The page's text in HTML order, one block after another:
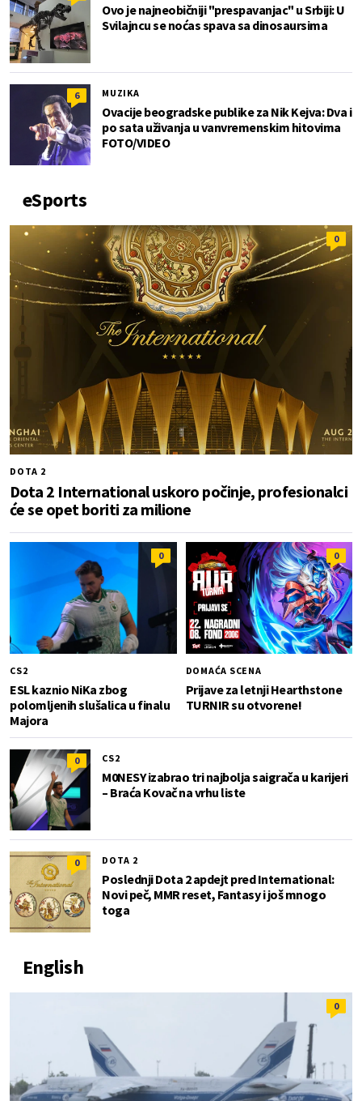
Ovo je najneobičniji "prespavanjac" u Srbiji: U
Svilajncu se noćas spava sa dinosaursima
6 MUZIKA
Ovacije beogradske publike za Nik Kejva: Dva i
po sata uživanja u vanvremenskim hitovima
FOTO/VIDEO
eSports
0
DOTA 2
Dota 2 International uskoro počinje, profesionalci
će se opet boriti za milione
0
CS2
ESL kaznio NiKa zbog
polomljenih slušalica u finalu
Majora
0
DOMAĆA SCENA
Prijave za letnji Hearthstone
TURNIR su otvorene!
0 CS2
M0NESY izabrao tri najbolja saigrača u karijeri
– Braća Kovač na vrhu liste
0 DOTA 2
Poslednji Dota 2 apdejt pred International:
Novi peč, MMR reset, Fantasy i još mnogo
toga
English
0